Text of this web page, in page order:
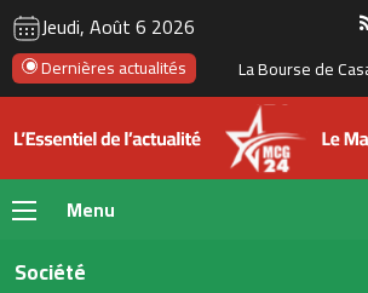
Jeudi, Août 6 2026
Dernières actualités
Menu
Société